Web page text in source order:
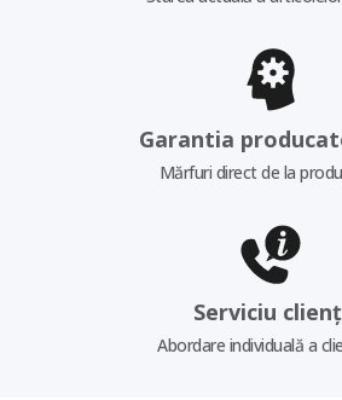
Garantia
Mărfuri direct de la
Serviciu
Abordare individuală a